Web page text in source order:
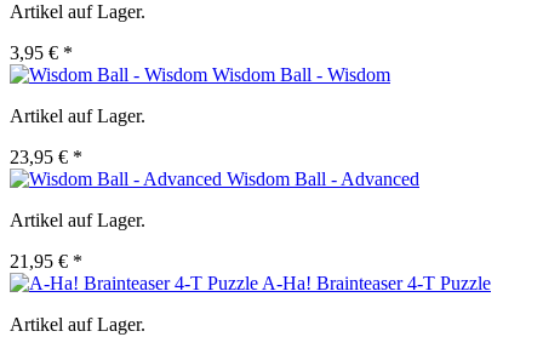
Artikel auf Lager.
3,95 € *
Wisdom Ball - Wisdom
Artikel auf Lager.
23,95 € *
Wisdom Ball - Advanced
Artikel auf Lager.
21,95 € *
A-Ha! Brainteaser 4-T Puzzle
Artikel auf Lager.